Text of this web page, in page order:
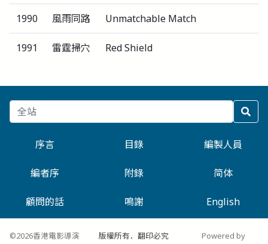
1990 風雨同路 Unmatchable Match
1991 雷霆掃穴 Red Shield
序言 目錄 編製人員
編者序 附錄 简体
顧問的話 鳴謝 English
©2026香港電影導演 版權所有．翻印必究 Powered by